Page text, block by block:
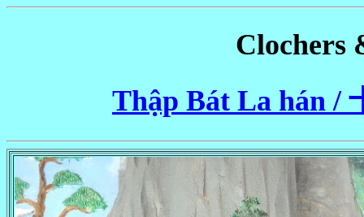
Clochers
Thập Bát La hán /